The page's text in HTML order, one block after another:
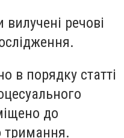
речові
в порядку статті
до
тримання.